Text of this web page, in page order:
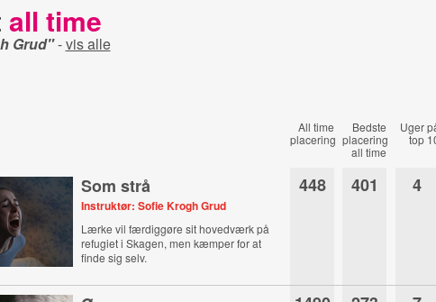
all time
Grud"-vis alle
All time
placering
Bedste
placering
all time
Uger
top
Som strå
Instruktør: Sofie Krogh Grud
Lærke vil færdiggøre sit hovedværk på
refugiet i Skagen, men kæmper for at
finde sig selv.
448 401 4